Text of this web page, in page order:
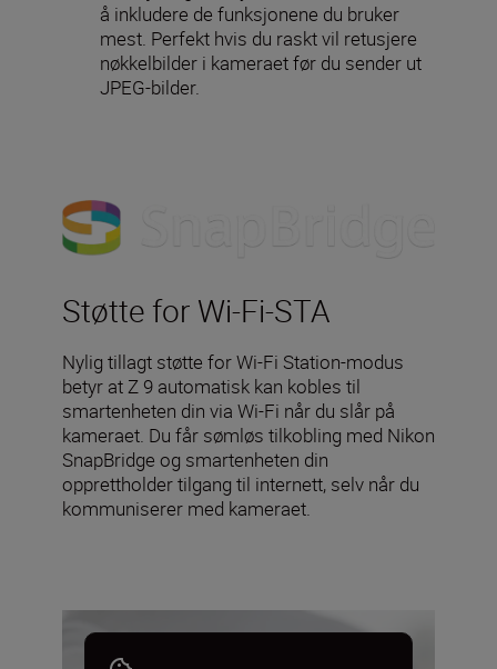
å inkludere de funksjonene du bruker
mest. Perfekt hvis du raskt vil retusjere
nøkkelbilder i kameraet før du sender ut
JPEG-bilder.
Støtte for Wi-Fi-STA
Nylig tillagt støtte for Wi-Fi Station-modus
betyr at Z 9 automatisk kan kobles til
smartenheten din via Wi-Fi når du slår på
kameraet. Du får sømløs tilkobling med Nikon
SnapBridge og smartenheten din
opprettholder tilgang til internett, selv når du
kommuniserer med kameraet.